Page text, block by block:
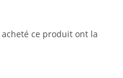
ce produit ont la